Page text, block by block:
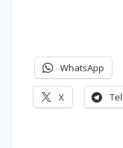
WhatsApp
X